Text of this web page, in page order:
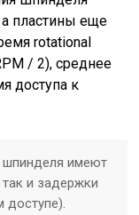
а пластины еще
rotational
/ 2), среднее
доступа к
шпинделя имеют
и задержки
доступе).